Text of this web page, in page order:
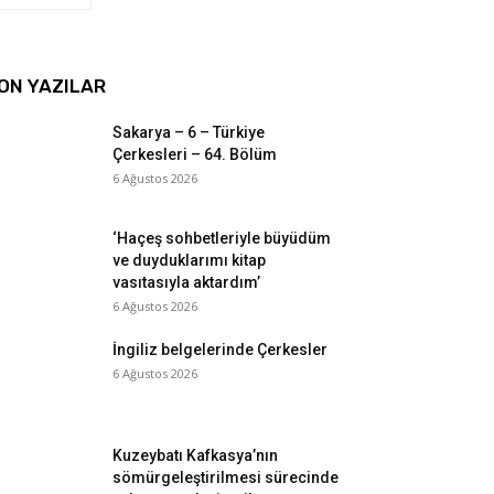
YAZILAR
Sakarya – 6 – Türkiye
Çerkesleri – 64. Bölüm
6 Ağustos 2026
‘Haçeş sohbetleriyle büyüdüm
ve duyduklarımı kitap
vasıtasıyla aktardım’
6 Ağustos 2026
İngiliz belgelerinde Çerkesler
6 Ağustos 2026
Kuzeybatı Kafkasya’nın
sömürgeleştirilmesi sürecinde